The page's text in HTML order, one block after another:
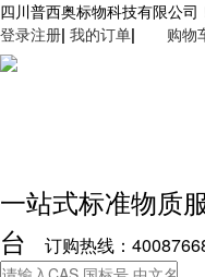
四川普西奥标物科技有限公司
登录注册| 我的订单| 购物
一站式标准物质
台
订购热线：